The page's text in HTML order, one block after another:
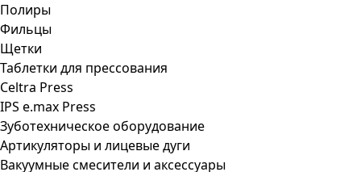
Полиры
Фильцы
Щетки
Таблетки для прессования
Celtra Press
IPS e.max Press
Зуботехническое оборудование
Артикуляторы и лицевые дуги
Вакуумные смесители и аксессуары